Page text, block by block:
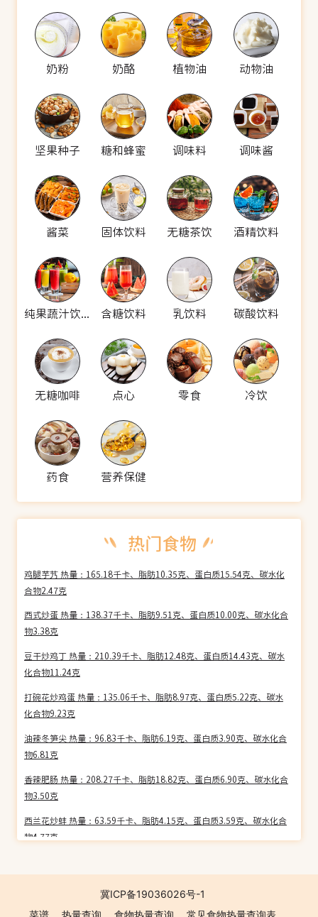
奶粉 奶酪 植物油 动物油
坚果种子 糖和蜂蜜 调味料 调味酱
酱菜 固体饮料 无糖茶饮 酒精饮料
纯果蔬汁饮料 含糖饮料 乳饮料 碳酸饮料
无糖咖啡 点心 零食 冷饮
药食 营养保健
鸡腿芋艿 热量：165.18千卡、脂肪10.35克、蛋白质15.54克、碳水化
合物2.47克
西式炒蛋 热量：138.37千卡、脂肪9.51克、蛋白质10.00克、碳水化合
物3.38克
豆干炒鸡丁 热量：210.39千卡、脂肪12.48克、蛋白质14.43克、碳水
化合物11.24克
打碗花炒鸡蛋 热量：135.06千卡、脂肪8.97克、蛋白质5.22克、碳水
化合物9.23克
油辣冬笋尖 热量：96.83千卡、脂肪6.19克、蛋白质3.90克、碳水化合
物6.81克
香辣肥肠 热量：208.27千卡、脂肪18.82克、蛋白质6.90克、碳水化合
物3.50克
西兰花炒蚌 热量：63.59千卡、脂肪4.15克、蛋白质3.59克、碳水化合
物4.77克
合物4.55克
酸菜咸肉 热量：371.35千卡、脂肪35.10克、蛋白质6.42克、碳水化合
冀ICP备19036026号-1